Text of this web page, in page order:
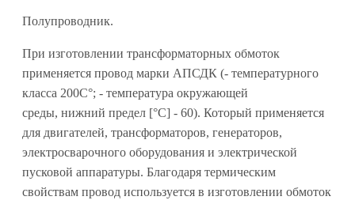
Полупроводник.
При изготовлении трансформаторных обмоток
применяется провод марки АПСДК (- температурного
класса 200С°; - температура окружающей
среды, нижний предел [°С] - 60). Который применяется
для двигателей, трансформаторов, генераторов,
электросварочного оборудования и электрической
пусковой аппаратуры. Благодаря термическим
свойствам провод используется в изготовлении обмоток